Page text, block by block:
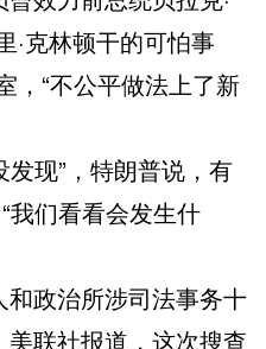
·克林顿干的可怕事
，“不公平做法上了新
现”，特朗普说，有
我们看看会发生什
政治所涉司法事务十
联社报道，这次搜查